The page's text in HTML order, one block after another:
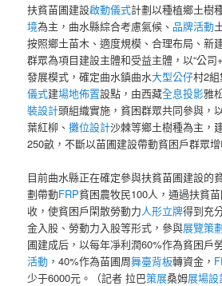
扶貧苗圃建設啟動儀式計劃以種植鄉土樹
境為主，曲水縣綜合考慮氣候、 品牌活動
按照鄉土苗木、適度規模、合理布局、新
群眾為項目建設主體和受益主體，以“公司
發展模式，確定曲水鎮曲水大型公仔村2
儀式建場地佈置設點，由西藏全息投影雅
裝設計頭組織實施，貧困群眾共同參與，
葉紅柳、攤位設計沙棘等鄉土樹種為主，
250畝，不斷以苗圃建設帶動貧困戶群眾增
目前曲水縣正在確定參與扶貧苗圃建設的
劃帶動FRP貧困農牧民100人，通過扶貧
收，使貧困戶閑散勞動力人形立牌得到充
金入股、勞動力入股等形式，參與展覽策
圃建成后，以每年凈利潤60%作為貧困戶
活動 ，40%作為苗圃周舞臺背板轉資金，
少于6000元。（記者 拉巴策展桑姆展場設